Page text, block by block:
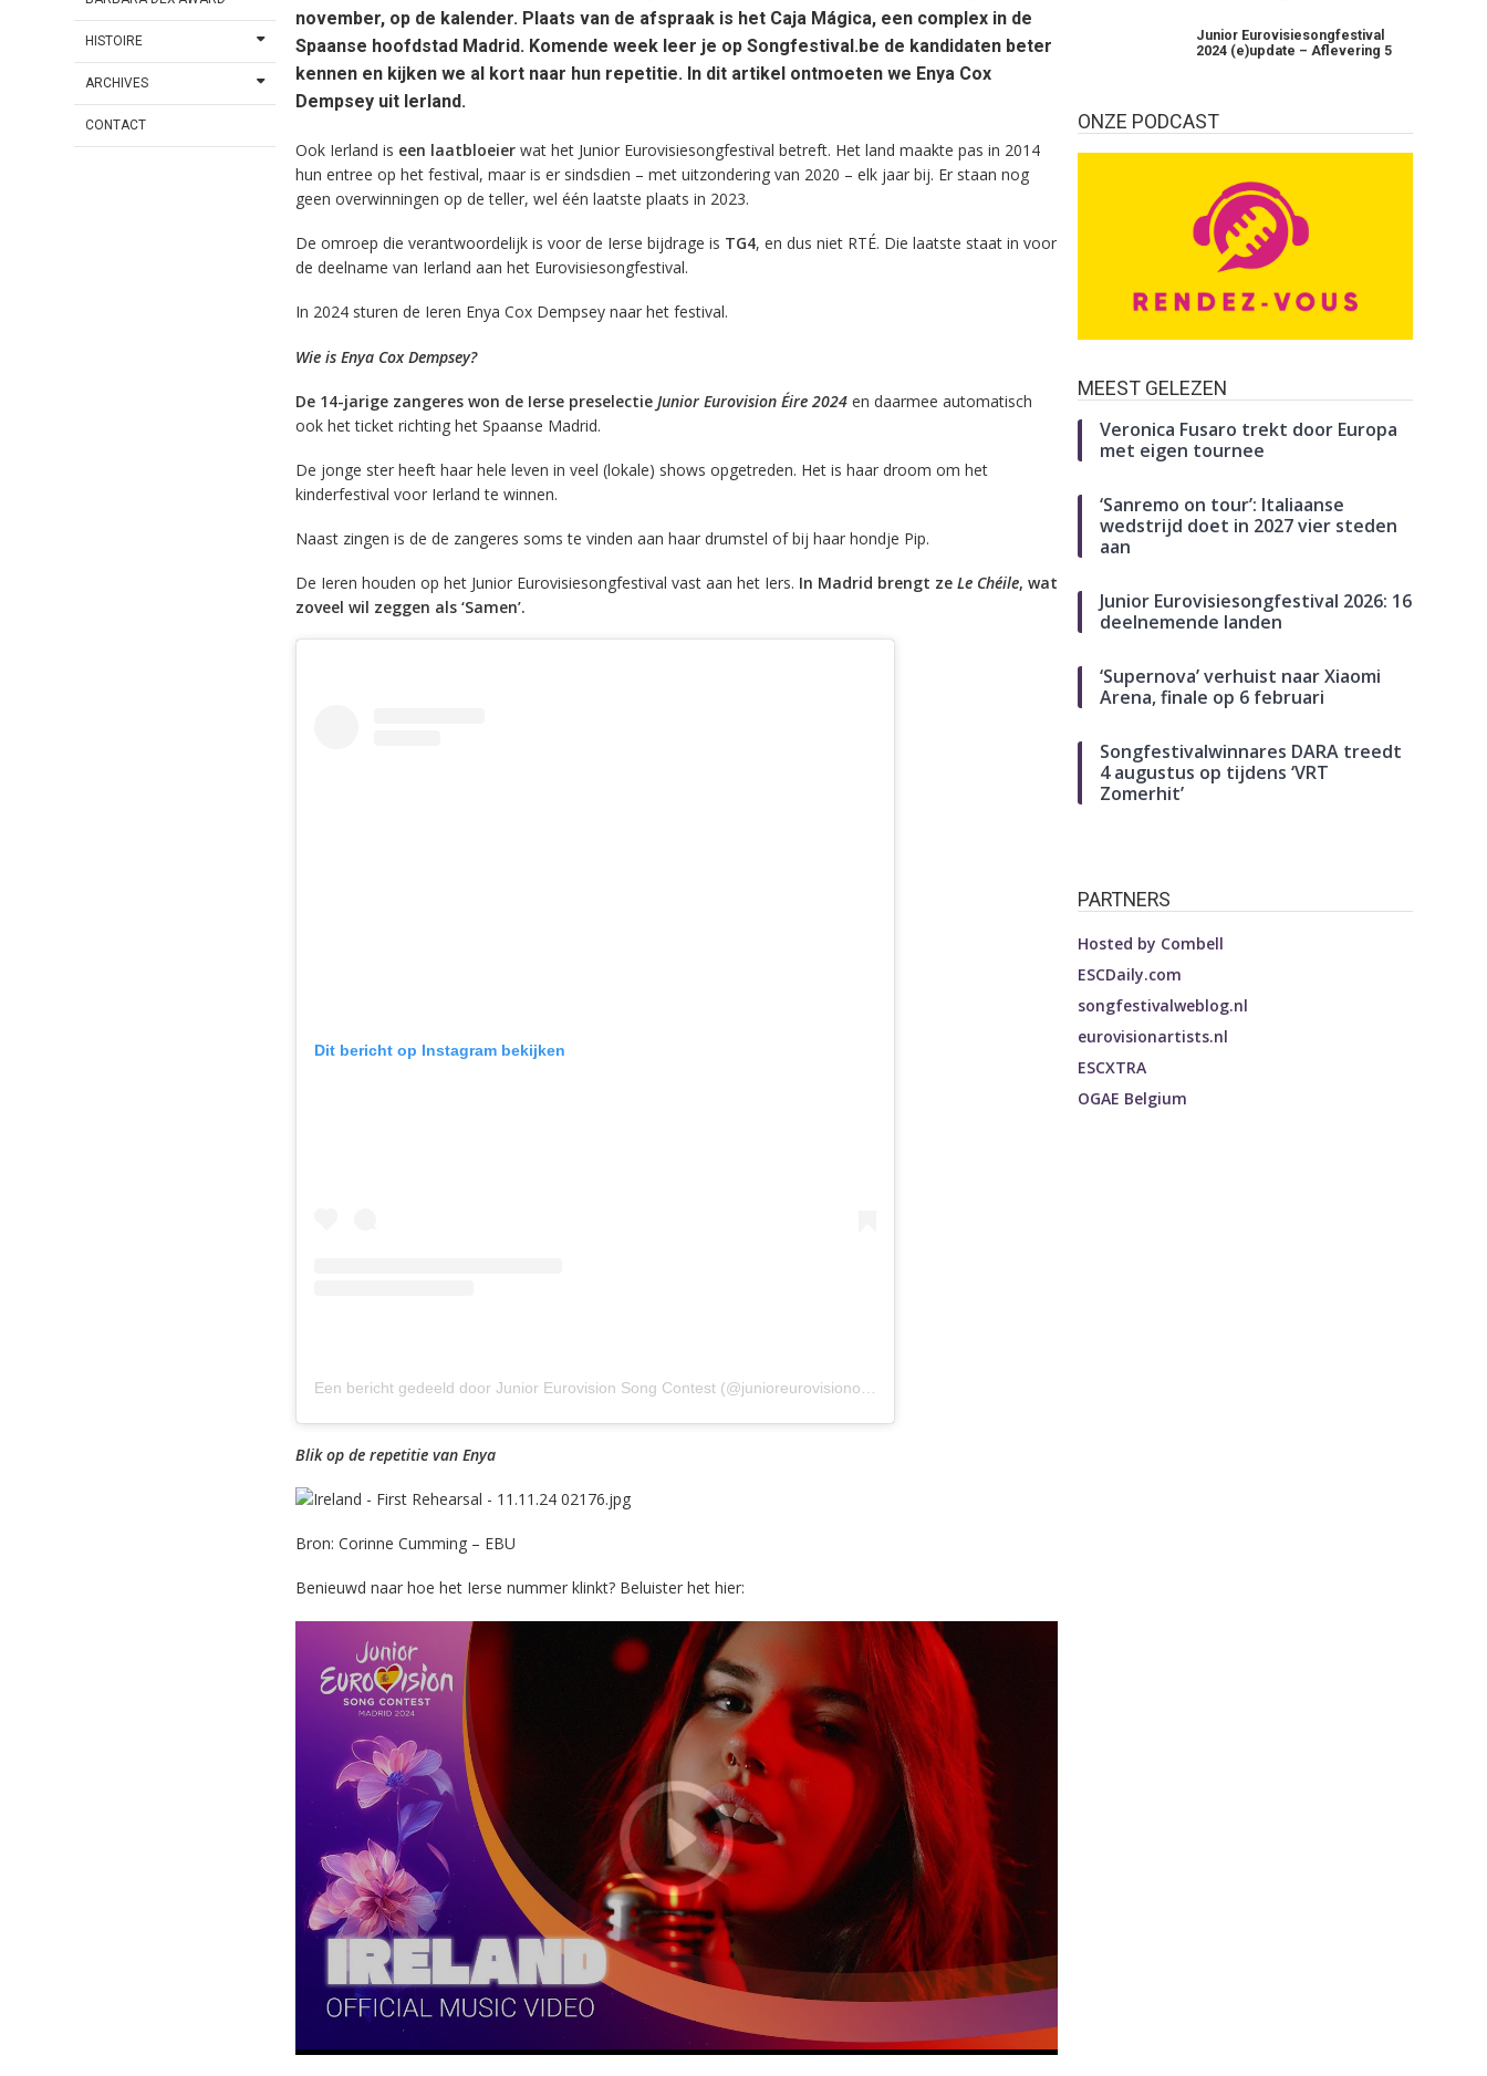
HISTOIRE
ARCHIVES
CONTACT
november, op de kalender. Plaats van de afspraak is het Caja Mágica, een complex in de
Spaanse hoofdstad Madrid. Komende week leer je op Songfestival.be de kandidaten beter
kennen en kijken we al kort naar hun repetitie. In dit artikel ontmoeten we Enya Cox
Dempsey uit Ierland.
Ook Ierland is een laatbloeierwat het Junior Eurovisiesongfestival betreft. Het land maakte pas in 2014
hun entree op het festival, maar is er sindsdien – met uitzondering van 2020 – elk jaar bij. Er staan nog
geen overwinningen op de teller, wel één laatste plaats in 2023.
De omroep die verantwoordelijk is voor de Ierse bijdrage is TG4, en dus niet RTÉ. Die laatste staat in voor
de deelname van Ierland aan het Eurovisiesongfestival.
In 2024 sturen de Ieren Enya Cox Dempsey naar het festival.
Wie is Enya Cox Dempsey?
De 14-jarige zangeres won de Ierse preselectie Junior Eurovision Éire 2024 en daarmee automatisch
ook het ticket richting het Spaanse Madrid.
De jonge ster heeft haar hele leven in veel (lokale) shows opgetreden. Het is haar droom om het
kinderfestival voor Ierland te winnen.
Naast zingen is de de zangeres soms te vinden aan haar drumstel of bij haar hondje Pip.
De Ieren houden op het Junior Eurovisiesongfestival vast aan het Iers. In Madrid brengt ze Le Chéile, wat
zoveel wil zeggen als ‘Samen’.
Dit bericht op Instagram bekijken
Blik op de repetitie van Enya
Bron: Corinne Cumming – EBU
Benieuwd naar hoe het Ierse nummer klinkt? Beluister het hier:
Junior Eurovisiesongfestival
2024 (e)update – Aflevering 5
ONZE PODCAST
MEEST GELEZEN
Veronica Fusaro trekt door Europa
met eigen tournee
‘Sanremo on tour’: Italiaanse
wedstrijd doet in 2027 vier steden
aan
Junior Eurovisiesongfestival 2026: 16
deelnemende landen
‘Supernova’ verhuist naar Xiaomi
Arena, finale op 6 februari
Songfestivalwinnares DARA treedt
4 augustus op tijdens ‘VRT
Zomerhit’
PARTNERS
Hosted by Combell
ESCDaily.com
songfestivalweblog.nl
eurovisionartists.nl
ESCXTRA
OGAE Belgium